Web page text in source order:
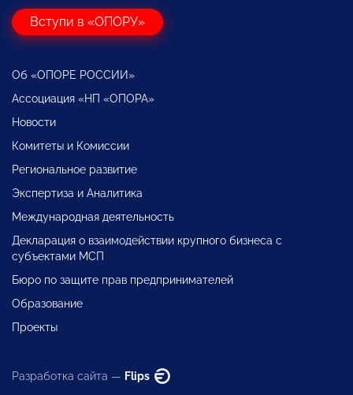
Вступи в «ОПОРУ»
Об «ОПОРЕ РОССИИ»
Ассоциация «НП «ОПОРА»
Новости
Комитеты и Комиссии
Региональное развитие
Экспертиза и Аналитика
Международная деятельность
Декларация о взаимодействии крупного бизнеса с
субъектами МСП
Бюро по защите прав предпринимателей
Образование
Проекты
Разработка сайта — Flips